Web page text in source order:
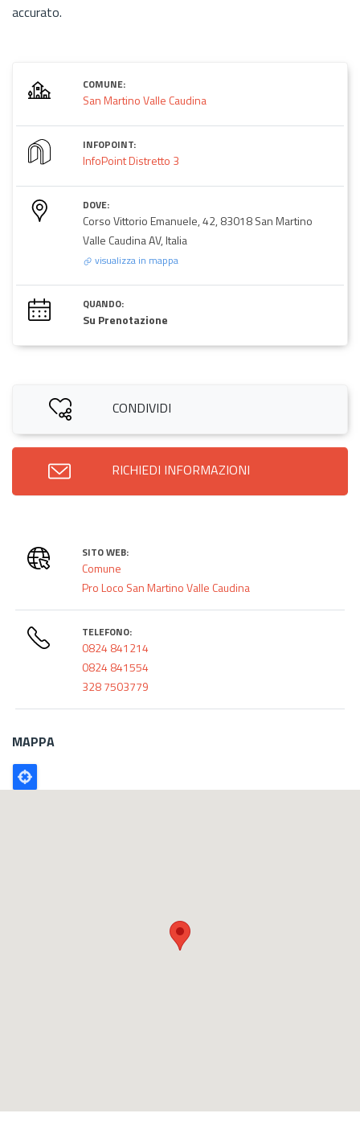
accurato.
COMUNE:
San Martino Valle Caudina
INFOPOINT:
InfoPoint Distretto 3
DOVE:
Corso Vittorio Emanuele, 42, 83018 San Martino
Valle Caudina AV, Italia
visualizza in mappa
QUANDO:
Su Prenotazione
CONDIVIDI
RICHIEDI INFORMAZIONI
SITO WEB:
Comune
Pro Loco San Martino Valle Caudina
TELEFONO:
0824 841214
0824 841554
328 7503779
MAPPA
Poligono
GEO